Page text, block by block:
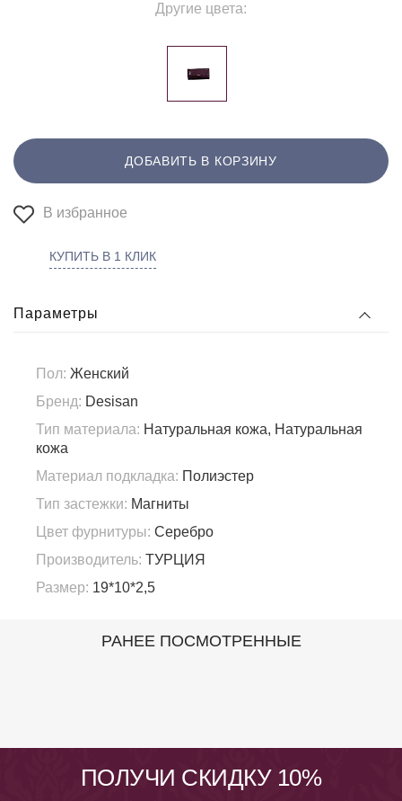
Другие цвета:
ДОБАВИТЬ В КОРЗИНУ
В избранное
КУПИТЬ В 1 КЛИК
Параметры
Пол: Женский
Бренд: Desisan
Тип материала: Натуральная кожа, Натуральная
кожа
Материал подкладка: Полиэстер
Тип застежки: Магниты
Цвет фурнитуры: Серебро
Производитель: ТУРЦИЯ
Размер: 19*10*2,5
РАНЕЕ ПОСМОТРЕННЫЕ
ПОЛУЧИ СКИДКУ 10%